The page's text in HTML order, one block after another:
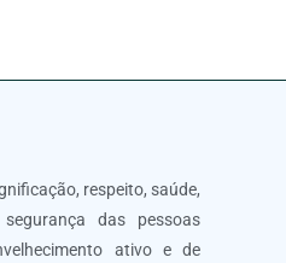
respeito, saúde,
das pessoas
ativo e de